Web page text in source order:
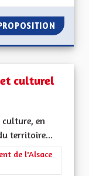
culturel
en
territoire...
l'Education et
de l'Alsace